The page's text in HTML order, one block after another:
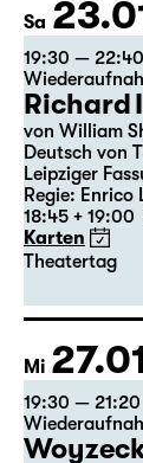
Die
von Friedrich
Regie: Nuran
18:45 + 19:00
Karten
Theatertag
Sa
15:00 Große
Das
(The
von Matthew
aus dem
Regie: Enrico
Karten